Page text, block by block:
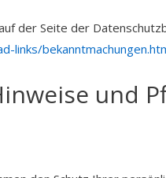
der Seite der
links/
und